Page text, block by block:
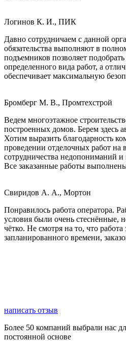
Логинов К. И., ПИК
Давно сотрудничаем с данной
обязательства выполняют в
подъемников позволяет
определенного вида работ, а
обеспечивает максимальную
Бромберг М. В., Промтехстрой
Ведем многоэтажное
построенных домов. Берем здесь
Хотим выразить благодарность
проведении отделочных работ на
сотрудничества недопониманий
Все заказанные работы
Свиридов А. А., Мортон
Понравилось работа оператора.
условия были очень стеснённые,
чётко. Не смотря на то, что работа
запланированного времени,
написать отзыв
Более 50 компаний выбрали нас
постоянной основе